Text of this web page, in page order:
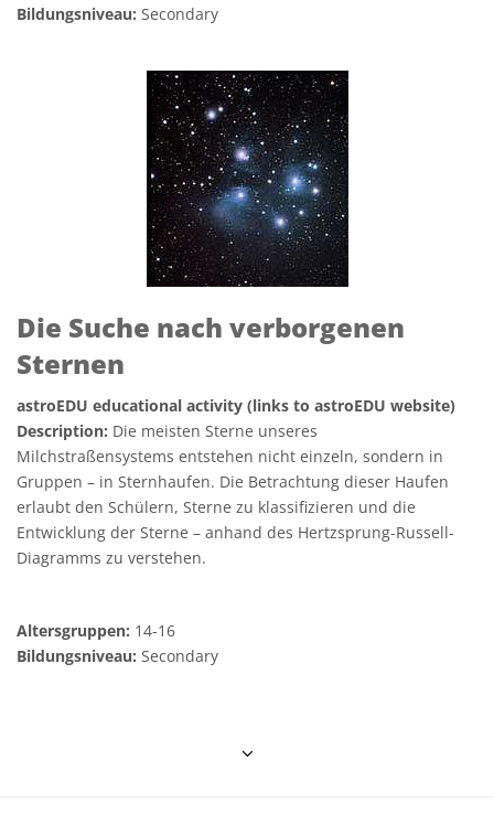
Bildungsniveau: Secondary
Die Suche nach verborgenen
Sternen
astroEDU educational activity (links to astroEDU website)
Description: Die meisten Sterne unseres
Milchstraßensystems entstehen nicht einzeln, sondern in
Gruppen – in Sternhaufen. Die Betrachtung dieser Haufen
erlaubt den Schülern, Sterne zu klassifizieren und die
Entwicklung der Sterne – anhand des Hertzsprung-Russell-
Diagramms zu verstehen.
Altersgruppen: 14-16
Bildungsniveau: Secondary